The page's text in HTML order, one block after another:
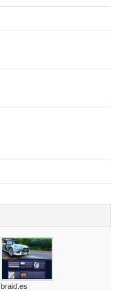
braid.es